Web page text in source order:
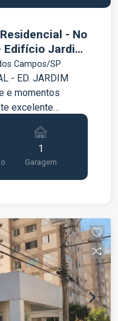
- No
Campos/SP
- ED. JARDIM
distribuídos e
mais
Banheiros com
1
Garagem